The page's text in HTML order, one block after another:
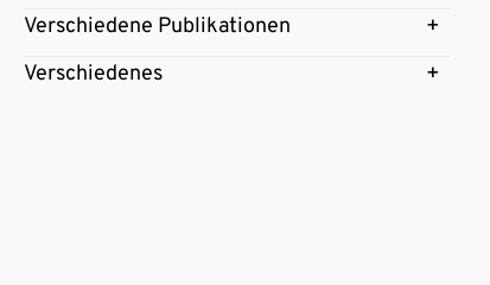
Verschiedene Publikationen
Verschiedenes